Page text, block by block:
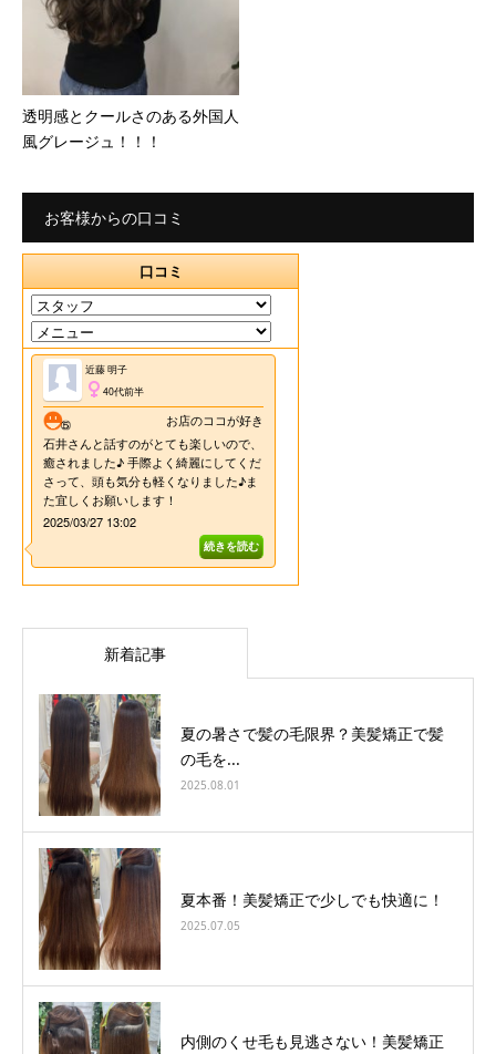
透明感とクールさのある外国人
風グレージュ！！！
お客様からの口コミ
新着記事
夏の暑さで髪の毛限界？美髪矯正で髪
の毛を...
2025.08.01
夏本番！美髪矯正で少しでも快適に！
2025.07.05
内側のくせ毛も見逃さない！美髪矯正